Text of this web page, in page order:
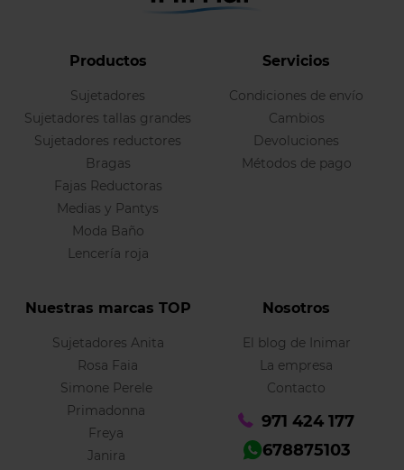
Productos
Sujetadores
Sujetadores tallas grandes
Sujetadores reductores
Bragas
Fajas Reductoras
Medias y Pantys
Moda Baño
Lencería roja
Servicios
Condiciones de envío
Cambios
Devoluciones
Métodos de pago
Nuestras marcas TOP
Sujetadores Anita
Rosa Faia
Simone Perele
Primadonna
Freya
Janira
Nosotros
El blog de Inimar
La empresa
Contacto
971 424 177
678875103